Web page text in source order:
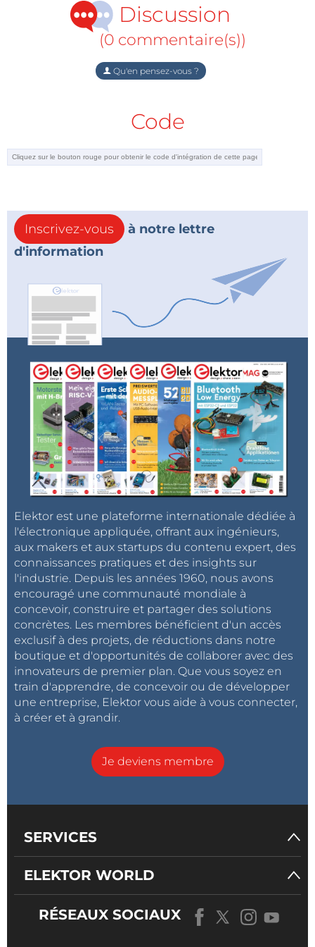
Discussion
(0 commentaire(s))
Qu'en pensez-vous ?
Code
Inscrivez-vous
à notre lettre
d'information
Elektor est une plateforme internationale dédiée à
l'électronique appliquée, offrant aux ingénieurs,
aux makers et aux startups du contenu expert, des
connaissances pratiques et des insights sur
l'industrie. Depuis les années 1960, nous avons
encouragé une communauté mondiale à
concevoir, construire et partager des solutions
concrètes. Les membres bénéficient d'un accès
exclusif à des projets, de réductions dans notre
boutique et d'opportunités de collaborer avec des
innovateurs de premier plan. Que vous soyez en
train d'apprendre, de concevoir ou de développer
une entreprise, Elektor vous aide à vous connecter,
à créer et à grandir.
Je deviens membre
SERVICES
ELEKTOR WORLD
RÉSEAUX SOCIAUX